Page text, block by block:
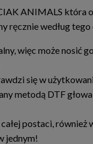
ANIMALS która
ręcznie według tego
więc może nosić
się w
metodą DTF
postaci,
jednym!